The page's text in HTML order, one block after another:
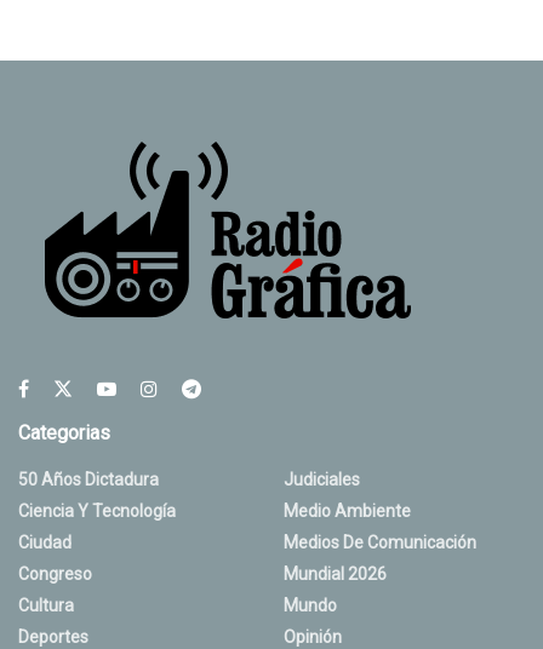
Categorias
50 Años Dictadura
Ciencia Y Tecnología
Ciudad
Congreso
Cultura
Deportes
Judiciales
Medio Ambiente
Medios De Comunicación
Mundial 2026
Mundo
Opinión